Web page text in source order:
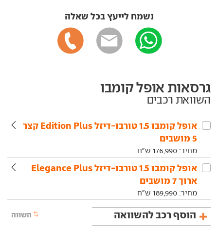
נשמח לייעץ בכל שאלה
גרסאות אופל קומבו
השוואת רכבים
אופל‏ קומבו‏ 1.5 טורבו-דיזל Edition Plus קצר
5 מושבים
מחיר: 176,990 ש"ח
אופל‏ קומבו‏ 1.5 טורבו-דיזל Elegance Plus
ארוך 7 מושבים
מחיר: 189,990 ש"ח
הוסף רכב להשוואה השווה